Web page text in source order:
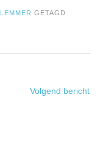
LEMMER GETAGD
Volgend bericht